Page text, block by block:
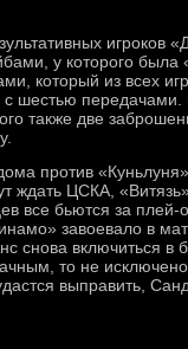
игроков
у которого была
который из всех
шестью передачами.
также две
против
ждать ЦСКА,
все бьются за
завоевало в
снова включиться в
то не
выправить,